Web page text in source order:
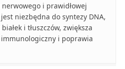
i prawidłowej
niezbędna do syntezy DNA,
i tłuszczów, zwiększa
i poprawia